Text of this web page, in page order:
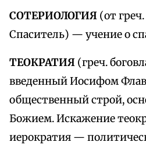
СОТЕРИОЛОГИЯ (от
Спаситель) — учение о
ТЕОКРАТИЯ (греч.
введенный Иосифом
общественный строй,
Божием. Искажение
иерократия —